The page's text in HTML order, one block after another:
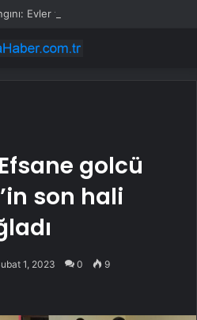
golcü
son hali
1, 2023 0 9